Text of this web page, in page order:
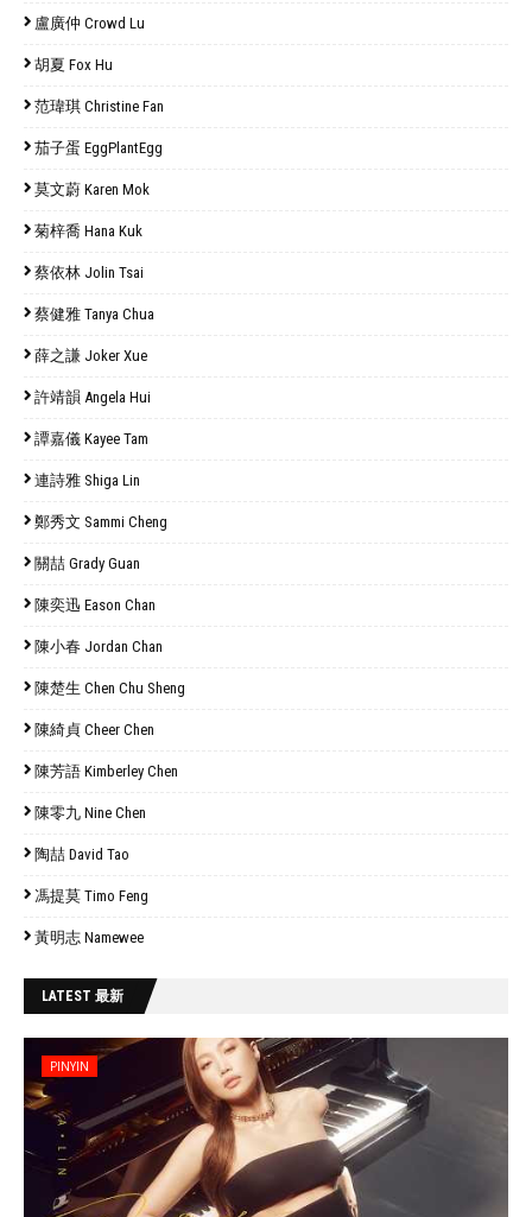
盧廣仲 Crowd Lu
胡夏 Fox Hu
范瑋琪 Christine Fan
茄子蛋 EggPlantEgg
莫文蔚 Karen Mok
菊梓喬 Hana Kuk
蔡依林 Jolin Tsai
蔡健雅 Tanya Chua
薛之謙 Joker Xue
許靖韻 Angela Hui
譚嘉儀 Kayee Tam
連詩雅 Shiga Lin
鄭秀文 Sammi Cheng
關喆 Grady Guan
陳奕迅 Eason Chan
陳小春 Jordan Chan
陳楚生 Chen Chu Sheng
陳綺貞 Cheer Chen
陳芳語 Kimberley Chen
陳零九 Nine Chen
陶喆 David Tao
馮提莫 Timo Feng
黃明志 Namewee
LATEST 最新
PINYIN